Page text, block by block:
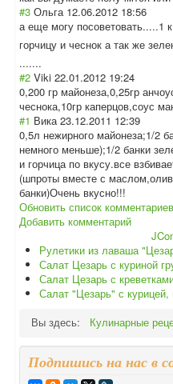
#3 Ольга 12.06.2012 18:56
а еще могу посоветовать.....1
горчицу и чеснок а так же
.......
#2 Viki 22.01.2012 19:24
0,200 гр майонеза,0,25гр
чеснока,10гр каперцов,соус
#1 Вика 23.12.2011 12:39
0,5л нежирного майонеза;1/2
немного меньше);1/2 банки
и горчица по вкусу.все
(шпроты вместе с
банки)Очень вкусно!!!
Обновить список комментариев
Добавить комментарий
Рулетики из лаваша
Салат Цезарь с куриной
Салат Цезарь с
Салат "Цезарь" с
Вы здесь:
Кулинарные
Подпишись на нас в